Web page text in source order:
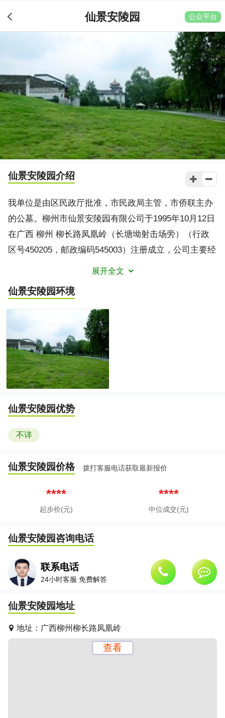
仙景安陵园 公众平台
仙景安陵园介绍
我单位是由区民政厅批准，市民政局主管，市侨联主办
的公墓。柳州市仙景安陵园有限公司于1995年10月12日
在广西 柳州 柳长路凤凰岭（长塘坳射击场旁）（行政
区号450205，邮政编码545003）注册成立，公司主要经
营中西式陵墓，普通墓，特殊陵墓开发、销售，墓材、
工艺美术品，日用杂品，注册员工人数为10人，注册资
本200万元人民币，公司联系电话为400869552，期待您
的来电咨询 公司详细介绍。
展开全文
仙景安陵园环境
仙景安陵园优势
不详
仙景安陵园价格 拨打客服电话获取最新报价
****
起步价(元)
****
中位成交(元)
仙景安陵园咨询电话
联系电话
24小时客服 免费解答
仙景安陵园地址
地址： 广西柳州柳长路凤凰岭
查看